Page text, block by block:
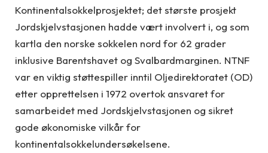
Kontinentalsokkelprosjektet; det største prosjekt
Jordskjelvstasjonen hadde vært involvert i, og som
kartla den norske sokkelen nord for 62 grader
inklusive Barentshavet og Svalbardmarginen. NTNF
var en viktig støttespiller inntil Oljedirektoratet (OD)
etter opprettelsen i 1972 overtok ansvaret for
samarbeidet med Jordskjelvstasjonen og sikret
gode økonomiske vilkår for
kontinentalsokkelundersøkelsene.